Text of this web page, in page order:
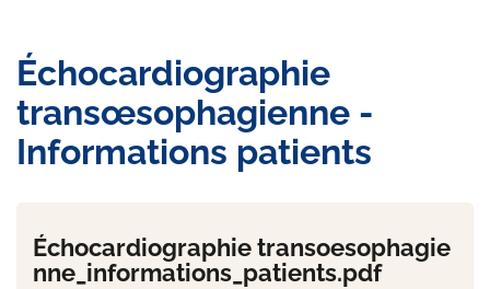
Échocardiographie
transœsophagienne -
Informations patients
Échocardiographie transoesophagie
nne_informations_patients.pdf